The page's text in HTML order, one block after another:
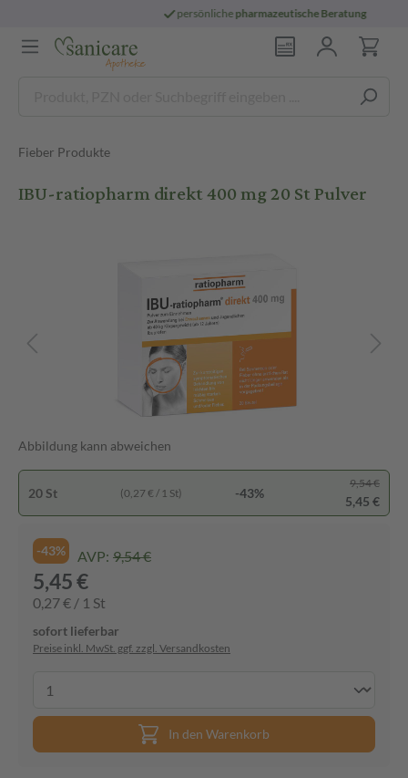
persönliche pharmazeutische Beratung
Fieber Produkte
IBU-ratiopharm direkt 400 mg 20 St Pulver
Abbildung kann abweichen
20 St (0,27 € / 1 St) -43%
9,54 €
5,45 €
-43% AVP: 9,54 €
5,45 €
0,27 € / 1 St
sofort lieferbar
Preise inkl. MwSt. ggf. zzgl. Versandkosten
In den Warenkorb